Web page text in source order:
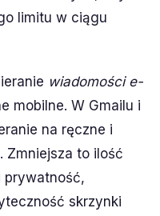
limitu w ciągu
wiadomości e-
mobilne. W Gmailu i
na ręczne i
Zmniejsza to ilość
skrzynki